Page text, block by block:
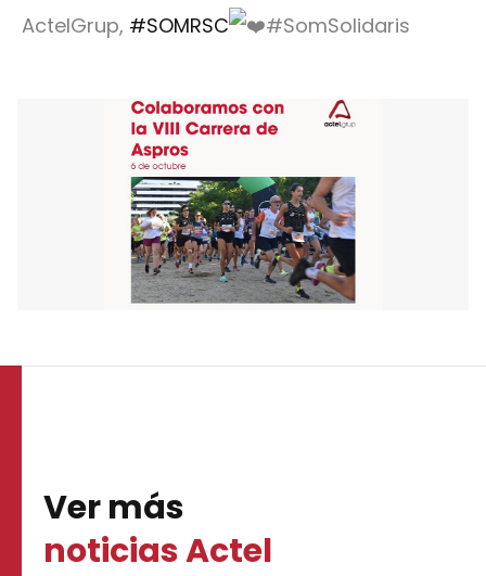
ActelGrup, #SOMRSC #SomSolidaris
Ver más
noticias Actel